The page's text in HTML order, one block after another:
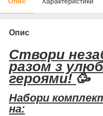
Опис
Створи
разом з
героями!🥳
Набори
на: